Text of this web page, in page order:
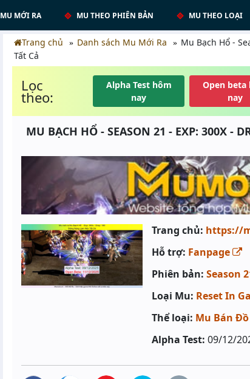
MU MỚI RA MU THEO PHIÊN BẢN MU THEO LOẠI
Trang chủ Danh sách Mu Mới Ra
Mu Bạch Hổ -
Tất Cả
Lọc
theo:
Alpha Test hôm
nay
Open beta
nay
MU BẠCH HỔ - SEASON 21 - EXP: 300X -
Trang chủ: https://
Hỗ trợ: Fanpage
Phiên bản: Season
Loại Mu: Reset In
Thể loại: Mu Bán
Alpha Test: 09/12/